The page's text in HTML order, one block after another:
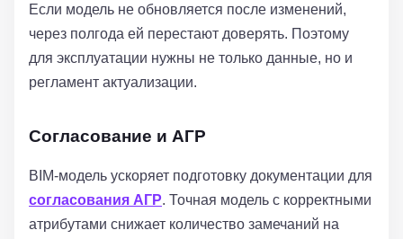
Если модель не обновляется после изменений,
через полгода ей перестают доверять. Поэтому
для эксплуатации нужны не только данные, но и
регламент актуализации.
Согласование и АГР
BIM-модель ускоряет подготовку документации для
согласования АГР. Точная модель с корректными
атрибутами снижает количество замечаний на